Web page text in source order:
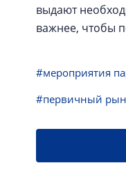
выдают
важнее, чтобы
#мероприятия
#первичный